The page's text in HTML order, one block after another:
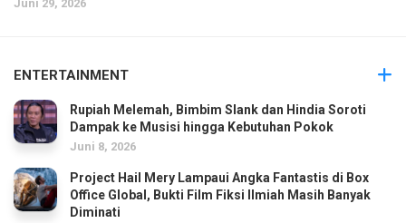
Juni 29, 2026
ENTERTAINMENT
Rupiah Melemah, Bimbim Slank dan Hindia Soroti
Dampak ke Musisi hingga Kebutuhan Pokok
Juni 8, 2026
Project Hail Mery Lampaui Angka Fantastis di Box
Office Global, Bukti Film Fiksi Ilmiah Masih Banyak
Diminati